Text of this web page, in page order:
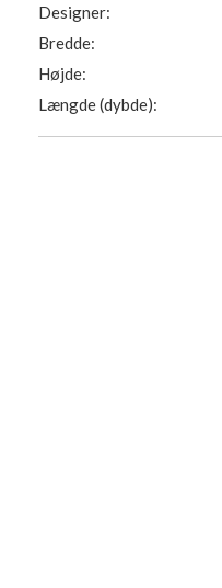
Designer:
Bredde:
Højde:
Længde (dybde):